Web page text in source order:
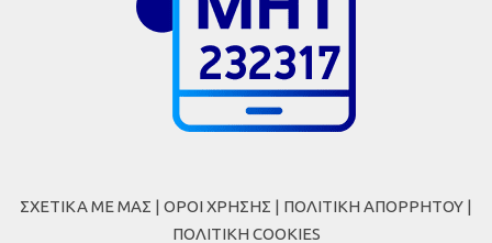
ΣΧΕΤΙΚΑ ΜΕ ΜΑΣ | ΟΡΟΙ ΧΡΗΣΗΣ | ΠΟΛΙΤΙΚΗ ΑΠΟΡΡΗΤΟΥ |
ΠΟΛΙΤΙΚΗ COOKIES